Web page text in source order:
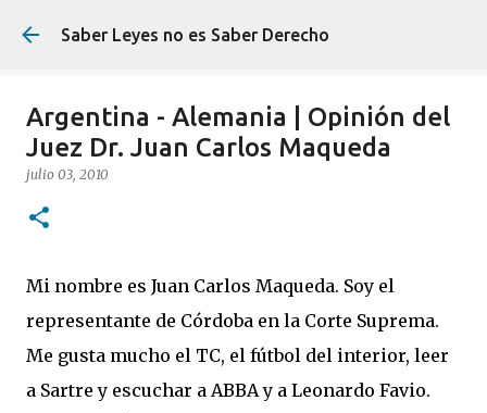
Ir al contenido principal
Saber Leyes no es Saber Derecho
Argentina - Alemania | Opinión del
Juez Dr. Juan Carlos Maqueda
julio 03, 2010
Mi nombre es Juan Carlos Maqueda. Soy el
representante de Córdoba en la Corte Suprema.
Me gusta mucho el TC, el fútbol del interior, leer
a Sartre y escuchar a ABBA y a Leonardo Favio.